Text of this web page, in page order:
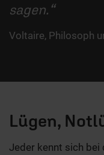
sagen.
Voltaire, Philosoph
Lügen,
Jeder kennt sich bei